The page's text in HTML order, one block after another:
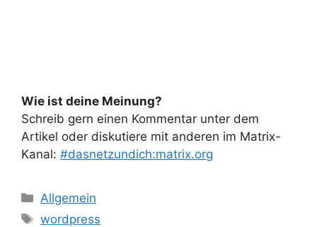
Wie ist deine Meinung?
Schreib gern einen Kommentar unter dem
Artikel oder diskutiere mit anderen im Matrix-
Kanal: #dasnetzundich:matrix.org
Kategorien
Allgemein
Schlagwörter
wordpress